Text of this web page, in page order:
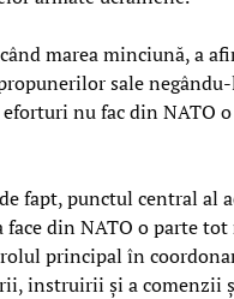
marea minciună, a
sale
eforturi nu fac din NATO
fapt, punctul central al
face din NATO o parte
principal în
instruirii și a comenzii